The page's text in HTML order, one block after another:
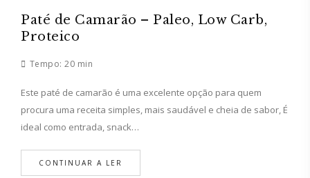
Paté de Camarão – Paleo, Low Carb,
Proteico
Tempo: 20 min
Este paté de camarão é uma excelente opção para quem
procura uma receita simples, mais saudável e cheia de sabor, É
ideal como entrada, snack…
CONTINUAR A LER